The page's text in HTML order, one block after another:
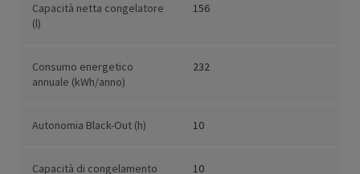
Capacità netta congelatore
(l)
156
Consumo energetico
annuale (kWh/anno)
232
Autonomia Black-Out (h) 10
Capacità di congelamento
10